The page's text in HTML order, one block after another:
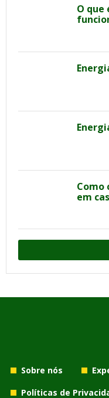
O que
Como
em
Sobre nós
Políticas de